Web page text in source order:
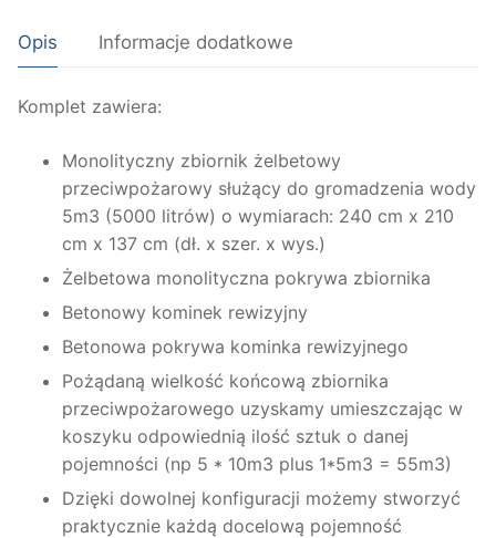
Opis Informacje dodatkowe
Komplet zawiera:
Monolityczny zbiornik żelbetowy
przeciwpożarowy służący do gromadzenia wody
5m3 (5000 litrów) o wymiarach: 240 cm x 210
cm x 137 cm (dł. x szer. x wys.)
Żelbetowa monolityczna pokrywa zbiornika
Betonowy kominek rewizyjny
Betonowa pokrywa kominka rewizyjnego
Pożądaną wielkość końcową zbiornika
przeciwpożarowego uzyskamy umieszczając w
koszyku odpowiednią ilość sztuk o danej
pojemności (np 5 * 10m3 plus 1*5m3 = 55m3)
Dzięki dowolnej konfiguracji możemy stworzyć
praktycznie każdą docelową pojemność